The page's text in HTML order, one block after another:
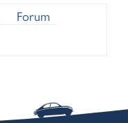
Forum